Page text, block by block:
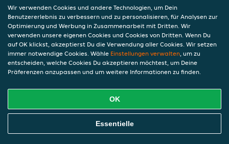
Spezial Burger (scharf)
mit Käse, Jalapenos und Tabasco
13,00 €
inkl. Pfand (0,00 €)
Cheeseburger
mit Käse und Essiggurken
12,50 €
Online Essen Bestellen
Wir verwenden Cookies und andere Technologien, um Dein
Benutzererlebnis zu verbessern und zu personalisieren, für Analysen zur
Optimierung und Werbung in Zusammenarbeit mit Dritten. Wir
verwenden unsere eigenen Cookies und Cookies von Dritten. Wenn Du
auf OK klickst, akzeptierst Du die Verwendung aller Cookies. Wir setzen
immer notwendige Cookies. Wähle Einstellungen verwalten, um zu
entscheiden, welche Cookies Du akzeptieren möchtest, um Deine
Präferenzen anzupassen und um weitere Informationen zu finden.
OK
Essentielle